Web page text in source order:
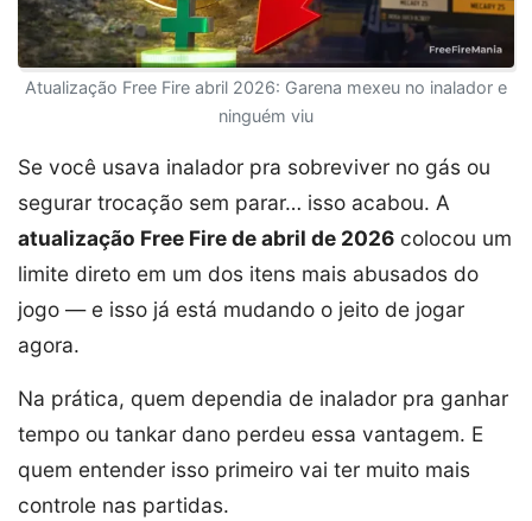
Atualização Free Fire abril 2026: Garena mexeu no inalador e
ninguém viu
Se você usava inalador pra sobreviver no gás ou
segurar trocação sem parar… isso acabou. A
atualização Free Fire de abril de 2026 colocou um
limite direto em um dos itens mais abusados do
jogo — e isso já está mudando o jeito de jogar
agora.
Na prática, quem dependia de inalador pra ganhar
tempo ou tankar dano perdeu essa vantagem. E
quem entender isso primeiro vai ter muito mais
controle nas partidas.